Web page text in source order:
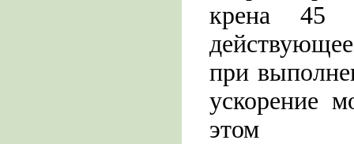
крена 45
при
ускорение
этом